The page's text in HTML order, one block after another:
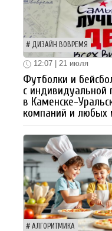
ДИЗАЙН ВОВРЕМЯ
12:07 | 21 июля
Футболки и
с индивидуальной
в Каменске-
компаний и любых
АЛГОРИТМИКА